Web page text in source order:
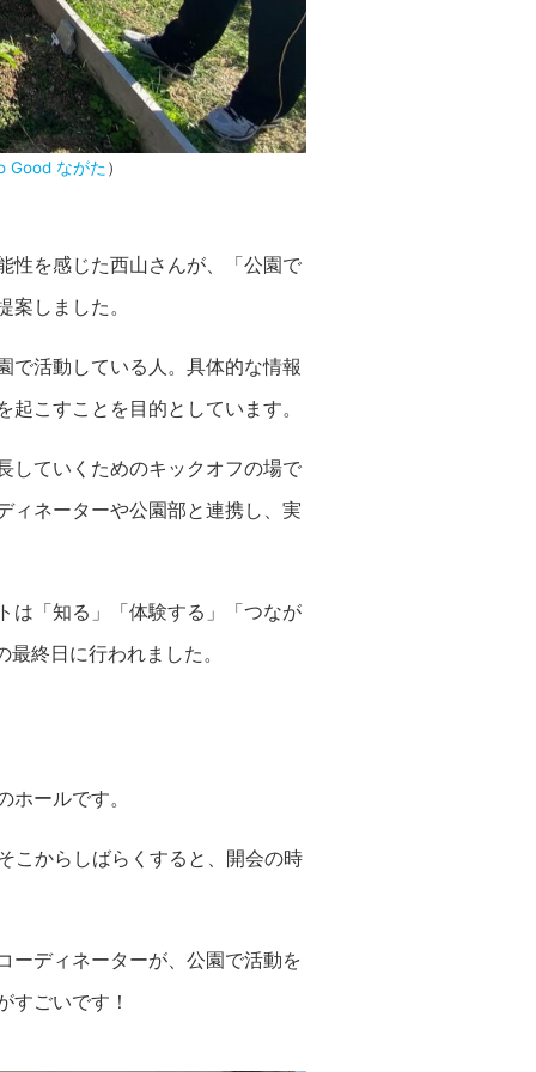
Good ながた）
性を感じた西山さんが、「公園で
しました。
で活動している人。具体的な情報
こすことを目的としています。
していくためのキックオフの場で
ィネーターや公園部と連携し、実
は「知る」「体験する」「つなが
終日に行われました。
ールです。
こからしばらくすると、開会の時
ーディネーターが、公園で活動を
すごいです！